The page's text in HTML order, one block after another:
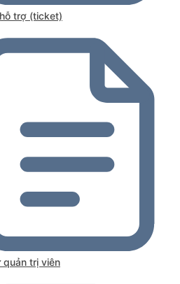
trợ (ticket)
quản trị viên